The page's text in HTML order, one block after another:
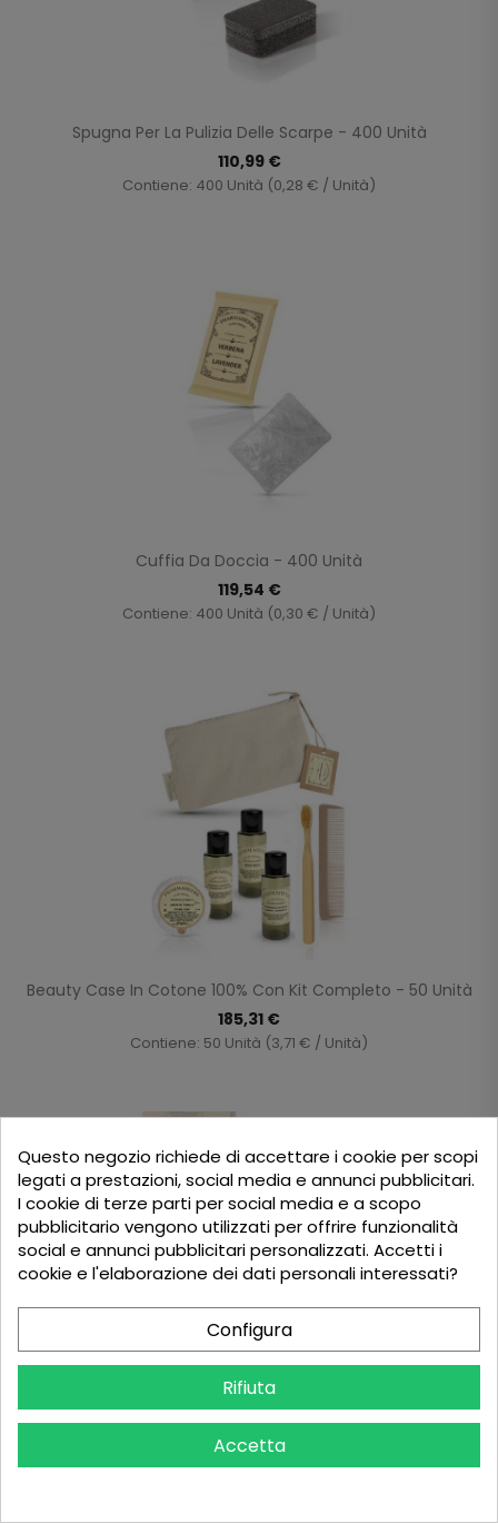
Spugna Per La Pulizia Delle Scarpe - 400 Unità
110,99 €
Contiene: 400 Unità (0,28 € / Unità)
Cuffia Da Doccia - 400 Unità
119,54 €
Contiene: 400 Unità (0,30 € / Unità)
Beauty Case In Cotone 100% Con Kit Completo - 50 Unità
185,31 €
Contiene: 50 Unità (3,71 € / Unità)
Set Completo Di Igiene Welcome Pack Per Appartamenti
Turistici - 40 Unità
109,28 €
Questo negozio richiede di accettare i cookie per scopi
legati a prestazioni, social media e annunci pubblicitari.
I cookie di terze parti per social media e a scopo
pubblicitario vengono utilizzati per offrire funzionalità
social e annunci pubblicitari personalizzati. Accetti i
cookie e l'elaborazione dei dati personali interessati?
Configura
Rifiuta
Accetta